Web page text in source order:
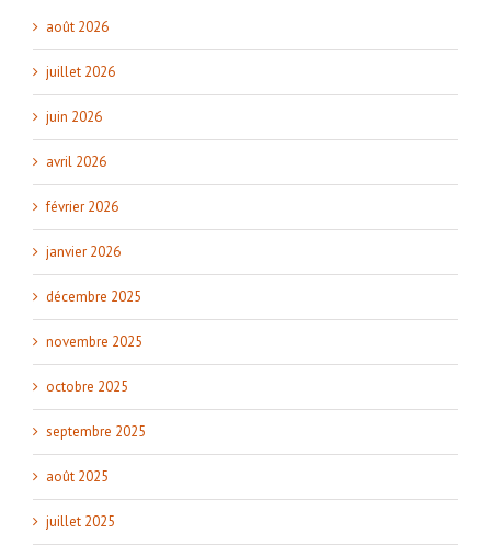
août 2026
juillet 2026
juin 2026
avril 2026
février 2026
janvier 2026
décembre 2025
novembre 2025
octobre 2025
septembre 2025
août 2025
juillet 2025